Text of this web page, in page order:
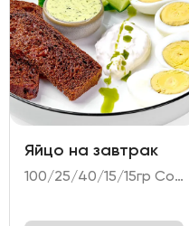
Яйцо на завтрак
100/25/40/15/15гр Состав: - яйцо куриное (2 шт); - хлеб Бородинский с клюквой; - огурец свежий; - соус тар-тар; - масло пряное.